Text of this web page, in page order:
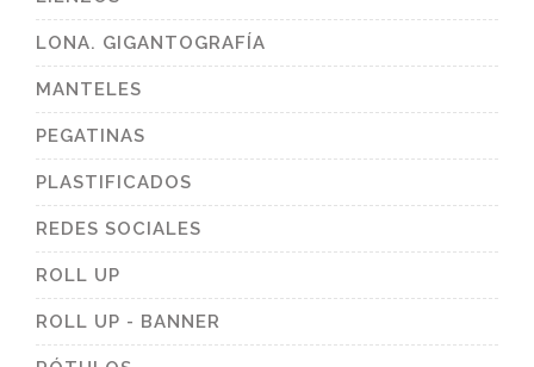
LONA. GIGANTOGRAFÍA
MANTELES
PEGATINAS
PLASTIFICADOS
REDES SOCIALES
ROLL UP
ROLL UP - BANNER